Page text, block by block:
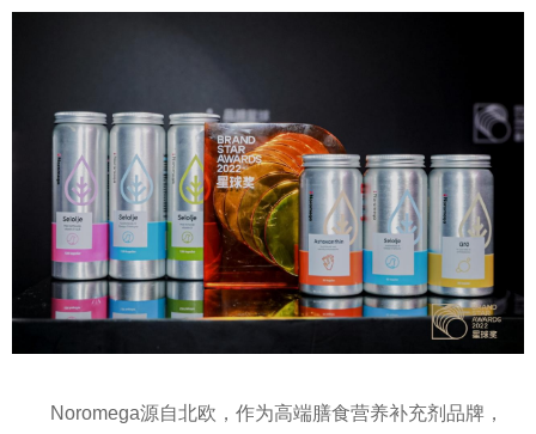
Noromega源自北欧，作为高端膳食营养补充剂品牌，